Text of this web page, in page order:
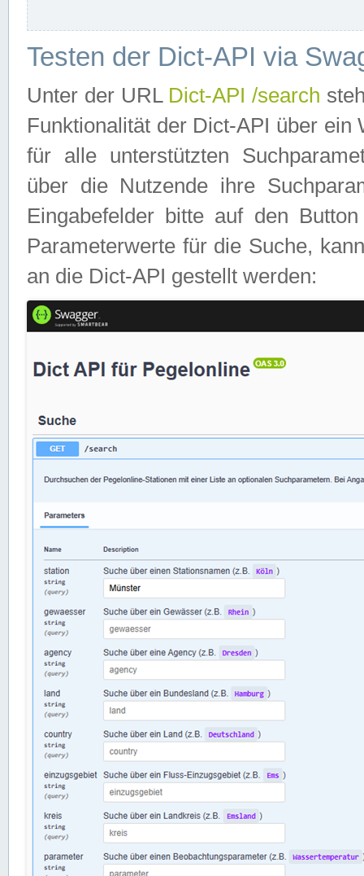
Testen der Dict-API via
Unter der URL Dict-API /search
Funktionalität der Dict-API über
für alle unterstützten
über die Nutzende ihre
Eingabefelder bitte auf den
Parameterwerte für die Suche,
an die Dict-API gestellt werden: